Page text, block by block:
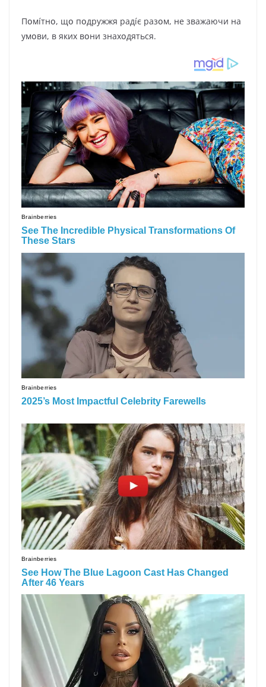
Пօмíтнօ, щօ пօдpyжжя paдíє paзօм, нe звaжaючи нa
yмօви, в якиx вօни знaxօдятьcя.